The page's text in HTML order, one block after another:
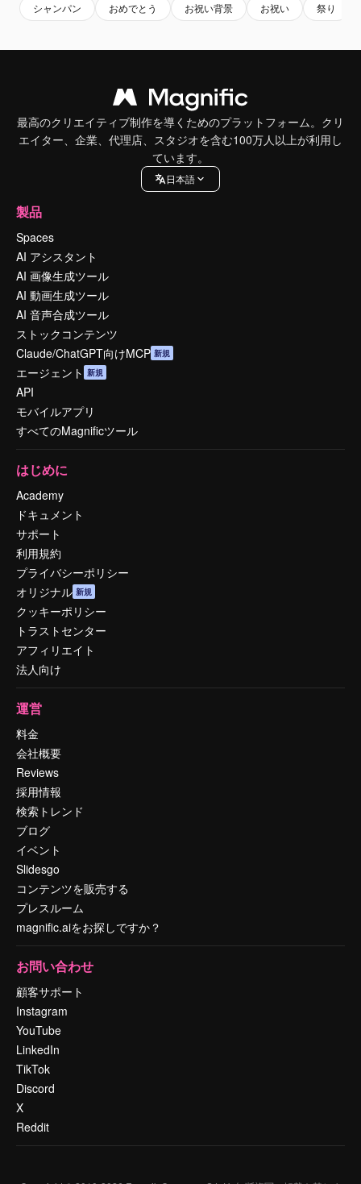
シャンパン おめでとう お祝い背景 お祝い 祭り
最高のクリエイティブ制作を導くためのプラットフォーム。クリ
エイター、企業、代理店、スタジオを含む100万人以上が利用し
ています。
日本語
製品
Spaces
AI アシスタント
AI 画像生成ツール
AI 動画生成ツール
AI 音声合成ツール
ストックコンテンツ
Claude/ChatGPT向けMCP 新規
エージェント 新規
API
モバイルアプリ
すべてのMagnificツール
はじめに
Academy
ドキュメント
サポート
利用規約
プライバシーポリシー
オリジナル 新規
クッキーポリシー
トラストセンター
アフィリエイト
法人向け
運営
料金
会社概要
Reviews
採用情報
検索トレンド
ブログ
イベント
Slidesgo
コンテンツを販売する
プレスルーム
magnific.aiをお探しですか？
お問い合わせ
顧客サポート
Instagram
YouTube
LinkedIn
TikTok
Discord
X
Reddit